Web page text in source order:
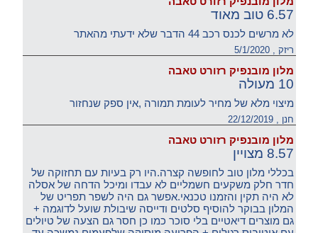
6.57 טוב מאוד
לא מרשים לכנס רכב 44 הדבר שלא ידעתי מהאתר
ריזק , 5/1/2020
מלון מובנפיק רזורט טאבה
10 מעולה
מיצוי מלא של מחיר לעומת תמורה ,אין ספק שנחזור
חנן , 22/12/2019
מלון מובנפיק רזורט טאבה
8.57 מצויין
בכללי מלון טוב לחופשה קצרה.היו רק בעיות עם תחזוקה של
חדר חלק משקעים חשמליים לא עבדו ומיכל הדחה של אסלה
לא היה תקין והזמנו טכנאי.אפשר גם היה לשפר תפריט של
המלון בבוקר להוסיף סלטים ודייסה שיבולת שועל לדוגמה +
גם מוצרים דיאטיים בלי סוכר כמו כן חסר גם הצעה של טיולים